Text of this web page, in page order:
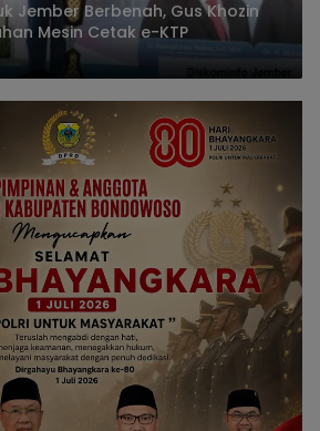
Jember Berbenah, Gus Khozin
Mesin Cetak e-KTP